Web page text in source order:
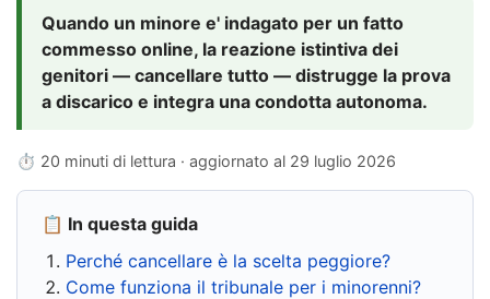
Quando un minore e' indagato per un fatto
commesso online, la reazione istintiva dei
genitori — cancellare tutto — distrugge la prova
a discarico e integra una condotta autonoma.
⏱ 20 minuti di lettura · aggiornato al 29 luglio 2026
📋 In questa guida
Perché cancellare è la scelta peggiore?
Come funziona il tribunale per i minorenni?